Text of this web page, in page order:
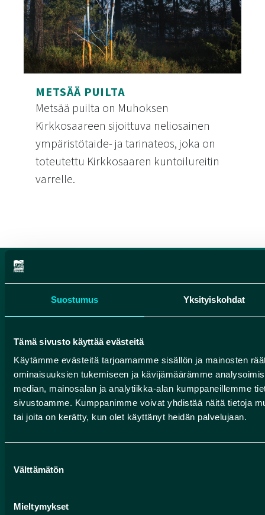
Suostumus Yksityiskohdat
Tämä sivusto käyttää evästeitä
Käytämme evästeitä tarjoamamme sisällön ja mainosten
ominaisuuksien tukemiseen ja kävijämäärämme
median, mainosalan ja analytiikka-alan kumppaneillemme
sivustoamme. Kumppanimme voivat yhdistää näitä tietoja
tai joita on kerätty, kun olet käyttänyt heidän palvelujaan.
valinta
Välttämätön
Mieltymykset
METSÄÄ PUILTA
Metsää puilta on Muhoksen
Kirkkosaareen sijoittuva neliosainen
ympäristötaide- ja tarinateos, joka on
toteutettu Kirkkosaaren kuntoilureitin
varrelle.
METSÄHALLITUKSEN
RETKEILYNEUVONTA
Rokuan kansallispuisto, Oulujärven retkeilyalue,
Liimanninkoski